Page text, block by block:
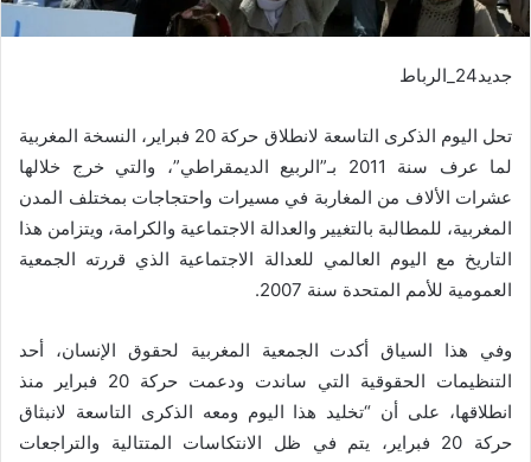
جديد24_الرباط
تحل اليوم الذكرى التاسعة لانطلاق حركة 20 فبراير، النسخة المغربية
لما عرف سنة 2011 بـ”الربيع الديمقراطي”، والتي خرج خلالها
عشرات الألاف من المغاربة في مسيرات واحتجاجات بمختلف المدن
المغربية، للمطالبة بالتغيير والعدالة الاجتماعية والكرامة، ويتزامن هذا
التاريخ مع اليوم العالمي للعدالة الاجتماعية الذي قررته الجمعية
العمومية للأمم المتحدة سنة 2007.
وفي هذا السياق أكدت الجمعية المغربية لحقوق الإنسان، أحد
التنظيمات الحقوقية التي ساندت ودعمت حركة 20 فبراير منذ
انطلاقها، على أن “تخليد هذا اليوم ومعه الذكرى التاسعة لانبثاق
حركة 20 فبراير، يتم في ظل الانتكاسات المتتالية والتراجعات